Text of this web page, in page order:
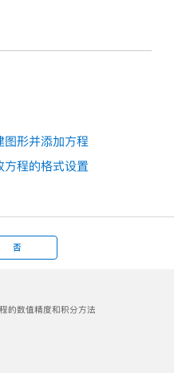
形并添加方程
程的格式设置
否
数值精度和积分方法